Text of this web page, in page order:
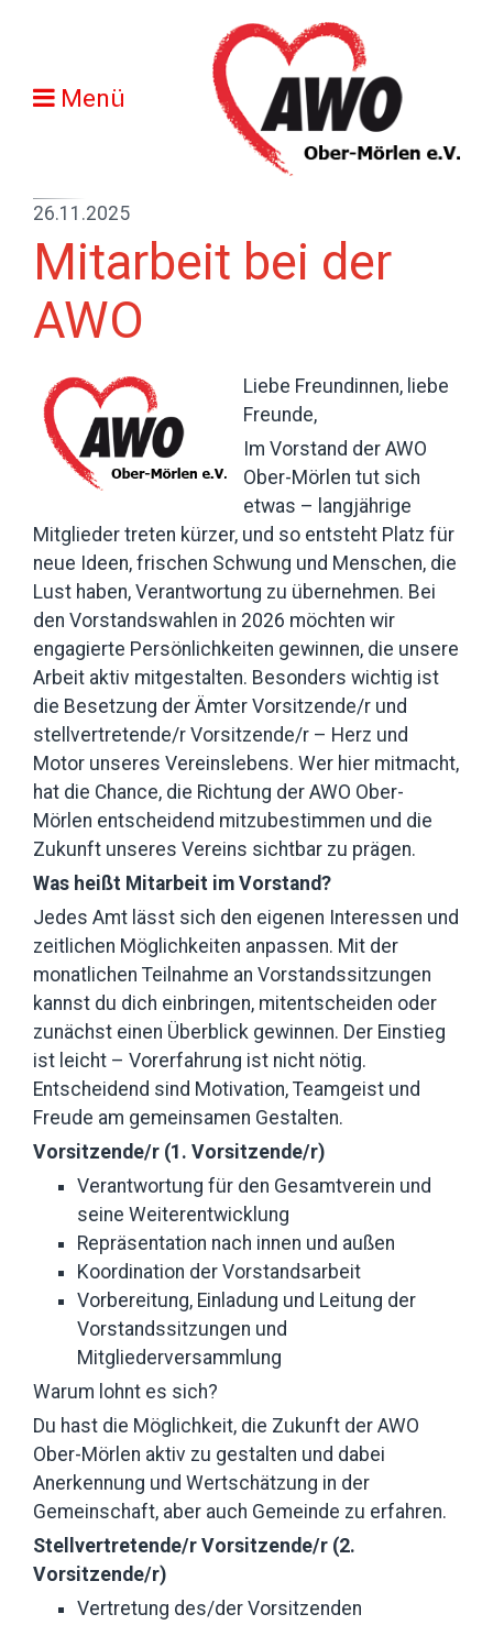
Menü
26.11.2025
Mitarbeit bei der
AWO
Liebe Freundinnen, liebe
Freunde,
Im Vorstand der AWO
Ober-Mörlen tut sich
etwas – langjährige
Mitglieder treten kürzer, und so entsteht Platz für
neue Ideen, frischen Schwung und Menschen, die
Lust haben, Verantwortung zu übernehmen. Bei
den Vorstandswahlen in 2026 möchten wir
engagierte Persönlichkeiten gewinnen, die unsere
Arbeit aktiv mitgestalten. Besonders wichtig ist
die Besetzung der Ämter Vorsitzende/r und
stellvertretende/r Vorsitzende/r – Herz und
Motor unseres Vereinslebens. Wer hier mitmacht,
hat die Chance, die Richtung der AWO Ober-
Mörlen entscheidend mitzubestimmen und die
Zukunft unseres Vereins sichtbar zu prägen.
Was heißt Mitarbeit im Vorstand?
Jedes Amt lässt sich den eigenen Interessen und
zeitlichen Möglichkeiten anpassen. Mit der
monatlichen Teilnahme an Vorstandssitzungen
kannst du dich einbringen, mitentscheiden oder
zunächst einen Überblick gewinnen. Der Einstieg
ist leicht – Vorerfahrung ist nicht nötig.
Entscheidend sind Motivation, Teamgeist und
Freude am gemeinsamen Gestalten.
Vorsitzende/r (1. Vorsitzende/r)
Verantwortung für den Gesamtverein und
seine Weiterentwicklung
Repräsentation nach innen und außen
Koordination der Vorstandsarbeit
Vorbereitung, Einladung und Leitung der
Vorstandssitzungen und
Mitgliederversammlung
Warum lohnt es sich?
Du hast die Möglichkeit, die Zukunft der AWO
Ober-Mörlen aktiv zu gestalten und dabei
Anerkennung und Wertschätzung in der
Gemeinschaft, aber auch Gemeinde zu erfahren.
Stellvertretende/r Vorsitzende/r (2.
Vorsitzende/r)
Vertretung des/der Vorsitzenden